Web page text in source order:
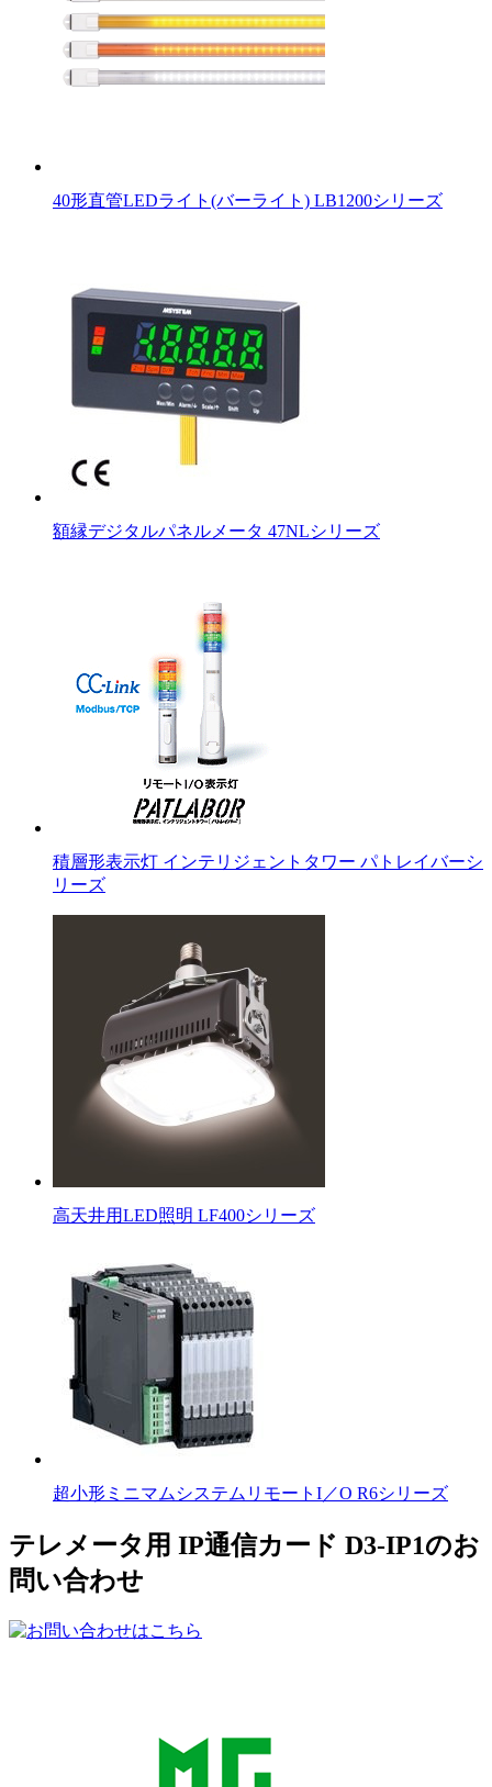
40形直管LEDライト(バーライト) LB1200シリーズ
額縁デジタルパネルメータ 47NLシリーズ
積層形表示灯 インテリジェントタワー パトレイバーシ
リーズ
高天井用LED照明 LF400シリーズ
超小形ミニマムシステムリモートI／O R6シリーズ
テレメータ用 IP通信カード D3-IP1のお
問い合わせ